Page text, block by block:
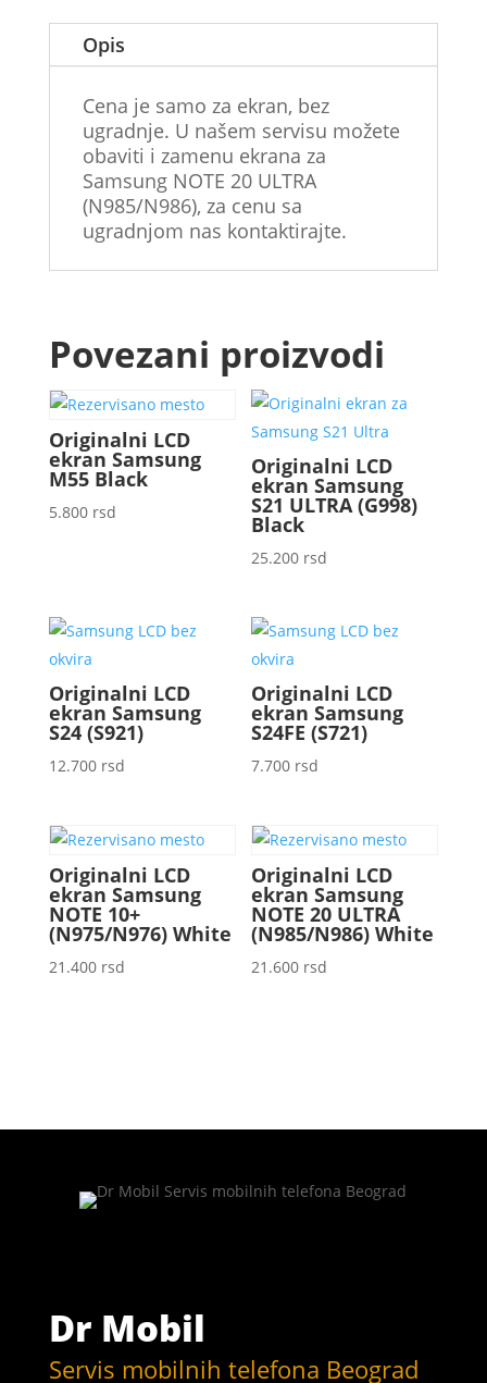
Black
količina
Opis
Cena je samo za ekran, bez
ugradnje. U našem servisu možete
obaviti i zamenu ekrana za
Samsung NOTE 20 ULTRA
(N985/N986), za cenu sa
ugradnjom nas kontaktirajte.
Povezani proizvodi
Originalni LCD
ekran Samsung
M55 Black
5.800 rsd
Originalni LCD
ekran Samsung
S21 ULTRA (G998)
Black
25.200 rsd
Originalni LCD
ekran Samsung
S24 (S921)
12.700 rsd
Originalni LCD
ekran Samsung
S24FE (S721)
7.700 rsd
Originalni LCD
ekran Samsung
NOTE 10+
(N975/N976) White
21.400 rsd
Originalni LCD
ekran Samsung
NOTE 20 ULTRA
(N985/N986) White
21.600 rsd
Dr Mobil
Servis mobilnih telefona Beograd